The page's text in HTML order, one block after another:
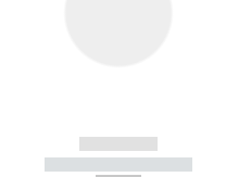
------------
----------- -----------